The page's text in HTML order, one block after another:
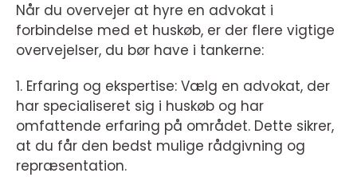
Når du overvejer at hyre en advokat i
forbindelse med et huskøb, er der flere vigtige
overvejelser, du bør have i tankerne:
1. Erfaring og ekspertise: Vælg en advokat, der
har specialiseret sig i huskøb og har
omfattende erfaring på området. Dette sikrer,
at du får den bedst mulige rådgivning og
repræsentation.